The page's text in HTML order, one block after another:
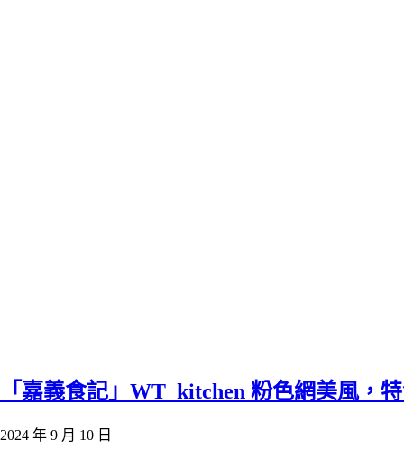
「嘉義食記」WT_kitchen 粉色網美風，
2024 年 9 月 10 日